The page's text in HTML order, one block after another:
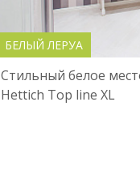
БЕЛЫЙ ЛЕРУА
Стильный белое
Hettich Top line XL